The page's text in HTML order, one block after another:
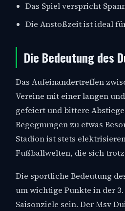
Das Spiel verspricht
Die Anstoßzeit ist ideal
Die Bedeutung des
Das Aufeinandertreffen
Vereine mit einer langen
gefeiert und bittere
Begegnungen zu etwas
Stadion ist stets
Fußballwelten, die sich
Die sportliche Bedeutung
um wichtige Punkte in der
Saisonziele sein. Der Msv